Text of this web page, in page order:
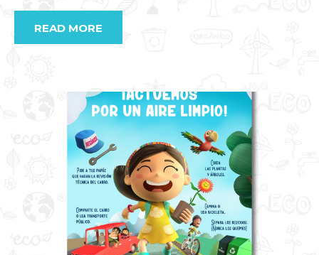
READ MORE